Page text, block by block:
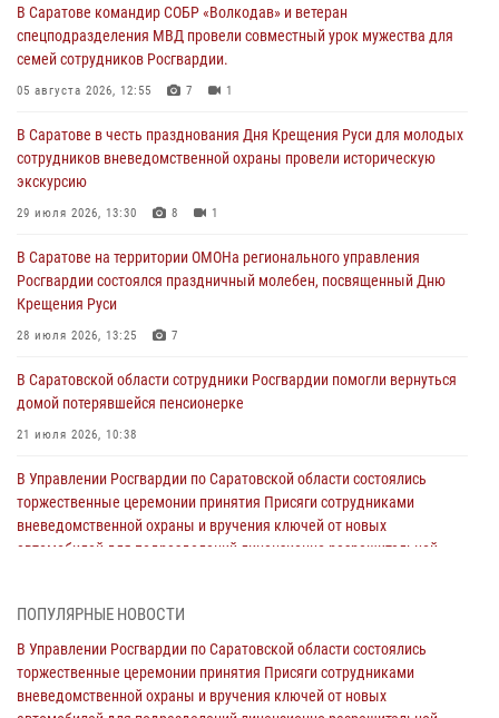
В Саратове командир СОБР «Волкодав» и ветеран
спецподразделения МВД провели совместный урок мужества для
семей сотрудников Росгвардии.
05 августа 2026, 12:55 7 1
В Саратове в честь празднования Дня Крещения Руси для молодых
сотрудников вневедомственной охраны провели историческую
экскурсию
29 июля 2026, 13:30 8 1
В Саратове на территории ОМОНа регионального управления
Росгвардии состоялся праздничный молебен, посвященный Дню
Крещения Руси
28 июля 2026, 13:25 7
В Саратовской области сотрудники Росгвардии помогли вернуться
домой потерявшейся пенсионерке
21 июля 2026, 10:38
В Управлении Росгвардии по Саратовской области состоялись
торжественные церемонии принятия Присяги сотрудниками
вневедомственной охраны и вручения ключей от новых
автомобилей для подразделений лицензионно-разрешительной
В Саратовской области самые лучшие каникулы проходят с
Росгвардией
16 июля 2026, 06:50 7 1
ПОПУЛЯРНЫЕ НОВОСТИ
В Управлении Росгвардии по Саратовской области состоялись
торжественные церемонии принятия Присяги сотрудниками
вневедомственной охраны и вручения ключей от новых